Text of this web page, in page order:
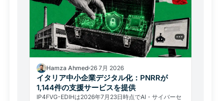
Hamza Ahmed 26 7月 2026
イタリア中小企業デジタル化：PNRRが
1,144件の支援サービスを提供
IP4FVG-EDIHは2026年7月23日時点でAI・サイバーセ